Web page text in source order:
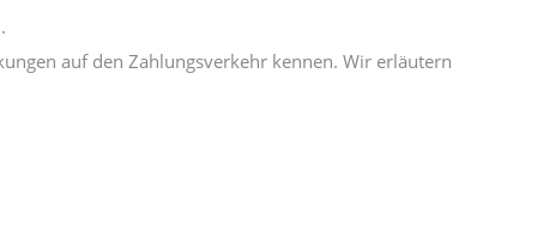
auf den Zahlungsverkehr kennen. Wir erläutern